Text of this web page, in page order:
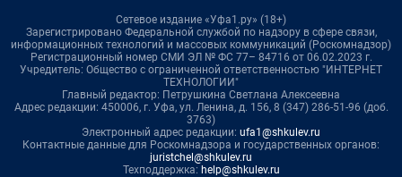
Сетевое издание «Уфа1.ру» (18+)
Зарегистрировано Федеральной службой по надзору в сфере связи,
информационных технологий и массовых коммуникаций (Роскомнадзор)
Регистрационный номер СМИ ЭЛ № ФС 77– 84716 от 06.02.2023 г.
Учредитель: Общество с ограниченной ответственностью "ИНТЕРНЕТ
ТЕХНОЛОГИИ"
Главный редактор: Петрушкина Светлана Алексеевна
Адрес редакции: 450006, г. Уфа, ул. Ленина, д. 156, 8 (347) 286-51-96 (доб.
3763)
Электронный адрес редакции: ufa1@shkulev.ru
Контактные данные для Роскомнадзора и государственных органов:
juristchel@shkulev.ru
Техподдержка: help@shkulev.ru